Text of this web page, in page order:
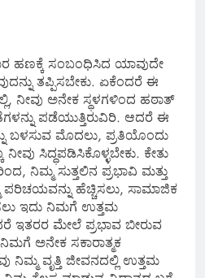
ಹಣಕ್ಕೆ ಸಂಬಂಧಿಸಿದ ಯಾವುದೇ
ತಪ್ಪಿಸಬೇಕು. ಏಕೆಂದರೆ ಈ
ಅನೇಕ ಸ್ಥಳಗಳಿಂದ ಹಠಾತ್
ಪಡೆಯುತ್ತಿರುವಿರಿ. ಆದರೆ ಈ
ಬಳಸುವ ಮೊದಲು, ಪ್ರತಿಯೊಂದು
ನೀವು ಸಿದ್ಧಪಡಿಸಿಕೊಳ್ಳಬೇಕು. ಕೇತು
ನಿಮ್ಮ ಸುತ್ತಲಿನ ಪ್ರಭಾವಿ ಮತ್ತು
ಹೆಚ್ಚಿಸಲು, ಸಾಮಾಜಿಕ
ಇದು ನಿಮಗೆ ಉತ್ತಮ
ಇತರರ ಮೇಲೆ ಪ್ರಭಾವ ಬೀರುವ
ಅನೇಕ ಸಕಾರಾತ್ಮಕ
ನಿಮ್ಮ ವೃತ್ತಿ ಜೀವನದಲ್ಲಿ ಉತ್ತಮ